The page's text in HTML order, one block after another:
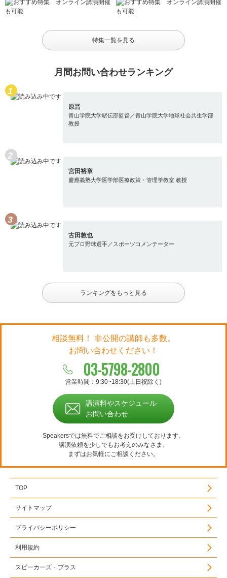
特集一覧を見る
月間お問い合わせランキング
原晋
青山学院大学駅伝部監督／青山学院大学地球社会共生学部
教授
宮田裕章
慶應義塾大学医学部医療政策・管理学教室 教授
古田敦也
元プロ野球選手／スポーツコメンテーター
ランキングをもっと見る
相談無料！ 非公開の講師も多数。
お問い合わせください！
03-5798-2800
営業時間：9:30~18:30(土日祝除く)
講演料やスケジュール
お問い合わせ
Speakersでは無料でご相談をお受けしております。
講演依頼を少しでもお考えのみなさま、
まずはお気軽にご相談ください。
TOP
サイトマップ
プライバシーポリシー
利用規約
スピーカーズ・プラス